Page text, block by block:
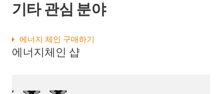
기타 관심 분야
에너지체인 샵
에너지 체인 구매하기